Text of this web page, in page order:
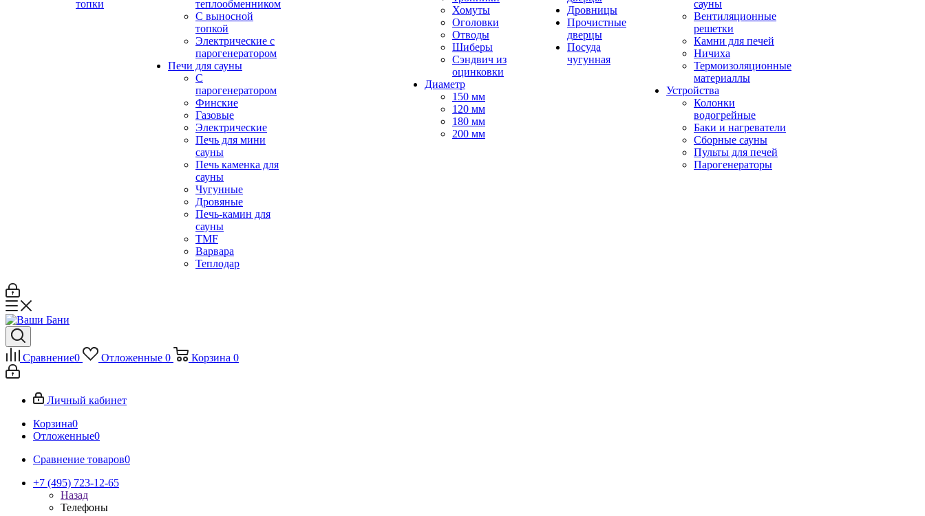
топки
теплообменником
С выносной
топкой
Электрические с
парогенератором
Печи для сауны
С
парогенератором
Финские
Газовые
Электрические
Печь для мини
сауны
Печь каменка для
сауны
Чугунные
Дровяные
Печь-камин для
сауны
TMF
Варвара
Теплодар
Хомуты
Оголовки
Отводы
Шиберы
Сэндвич из
оцинковки
Диаметр
150 мм
120 мм
180 мм
200 мм
Дровницы
Прочистные
дверцы
Посуда
чугунная
сауны
Вентиляционные
решетки
Камни для печей
Ничиха
Термоизоляционные
материаллы
Устройства
Колонки
водогрейные
Баки и нагреватели
Сборные сауны
Пульты для печей
Парогенераторы
Сравнение0 Отложенные 0 Корзина 0
Личный кабинет
Корзина0
Отложенные0
Сравнение товаров0
+7 (495) 723-12-65
Назад
Телефоны